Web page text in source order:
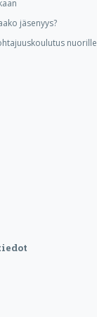
jäsenyys?
nuorille